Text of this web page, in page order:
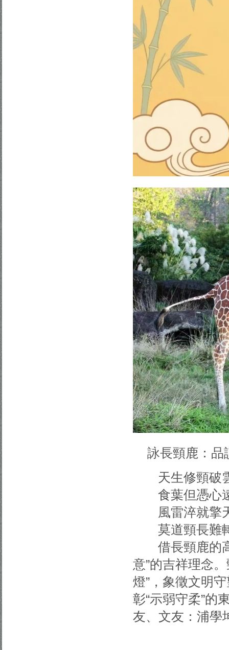
詠長頸鹿：品
天生修頸破雲
食葉但憑心遠
風雷淬就擎天
莫道頸長難轉
借長頸鹿的高
意”的吉祥理念
燈”，象徵文明
彰“示弱守柔”的
友、文友：浦學